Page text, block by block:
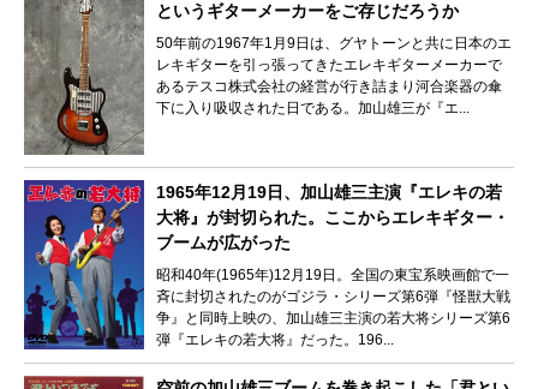
というギターメーカーをご存じだろうか
50年前の1967年1月9日は、グヤトーンと共に日本のエ
レキギターを引っ張ってきたエレキギターメーカーで
あるテスコ株式会社の経営が行き詰まり河合楽器の傘
下に入り吸収された日である。加山雄三が『エ...
1965年12月19日、加山雄三主演『エレキの若
大将』が封切られた。ここからエレキギター・
ブームが広がった
昭和40年(1965年)12月19日。全国の東宝系映画館で一
斉に封切されたのがゴジラ・シリーズ第6弾『怪獣大戦
争』と同時上映の、加山雄三主演の若大将シリーズ第6
弾『エレキの若大将』だった。196...